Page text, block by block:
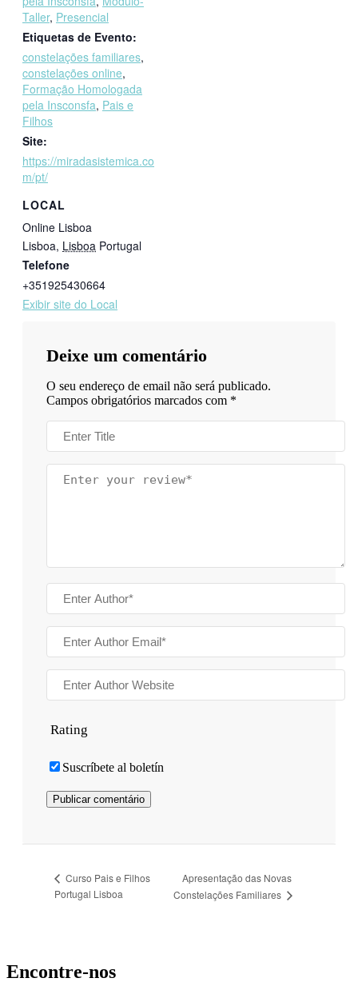
Taller, Presencial
Etiquetas de Evento:
constelações familiares,
constelações online,
Formação Homologada
pela Insconsfa, Pais e
Filhos
Site:
https://miradasistemica.co
m/pt/
LOCAL
Online Lisboa
Lisboa, Lisboa Portugal
Telefone
+351925430664
Exibir site do Local
Deixe um comentário
O seu endereço de email não será publicado.
Campos obrigatórios marcados com *
Rating
Suscríbete al boletín
Curso Pais e Filhos
Portugal Lisboa
Apresentação das Novas
Constelações Familiares
Encontre-nos